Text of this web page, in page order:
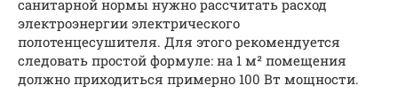
санитарной нормы нужно рассчитать расход
электроэнергии электрического
полотенцесушителя. Для этого рекомендуется
следовать простой формуле: на 1 м² помещения
должно приходиться примерно 100 Вт мощности.